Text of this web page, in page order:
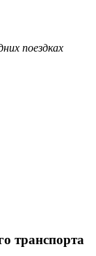
поездках
транспорта